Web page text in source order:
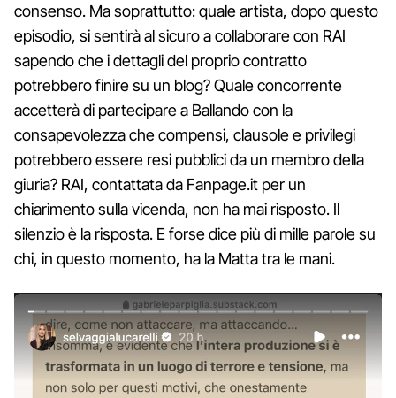
consenso. Ma soprattutto: quale artista, dopo questo
episodio, si sentirà al sicuro a collaborare con RAI
sapendo che i dettagli del proprio contratto
potrebbero finire su un blog? Quale concorrente
accetterà di partecipare a Ballando con la
consapevolezza che compensi, clausole e privilegi
potrebbero essere resi pubblici da un membro della
giuria? RAI, contattata da Fanpage.it per un
chiarimento sulla vicenda, non ha mai risposto. Il
silenzio è la risposta. E forse dice più di mille parole su
chi, in questo momento, ha la Matta tra le mani.